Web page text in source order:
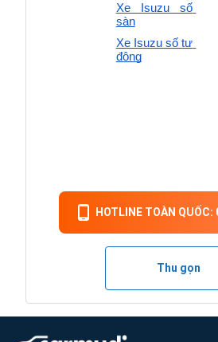
Xe Isuzu số
sàn
Xe Isuzu số tự
động
HOTLINE TOÀN
Thu gọn